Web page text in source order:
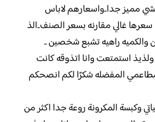
مميز جدا..واسعارهم لاباس
سعرها غالي مقارنه بسعر الصنف..الذ
راهيه تشبع شخصين ..
استمتعت وانا اتذوقه كانت
المفضله شكرًا لكم انصحكم
وكبسة المكرونة روعة جدا اكثر من